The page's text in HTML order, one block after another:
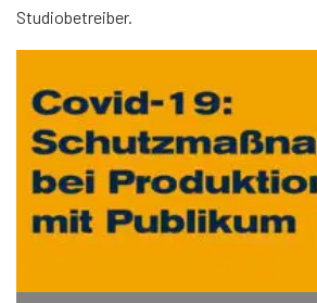
Studiobetreiber.